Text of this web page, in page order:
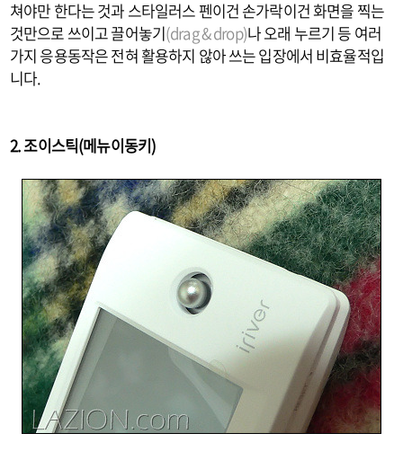
쳐야만 한다는 것과 스타일러스 펜이건 손가락이건 화면을 찍는
것만으로 쓰이고 끌어놓기(drag & drop)나 오래 누르기 등 여러
가지 응용동작은 전혀 활용하지 않아 쓰는 입장에서 비효율적입
니다.
2. 조이스틱(메뉴이동키)